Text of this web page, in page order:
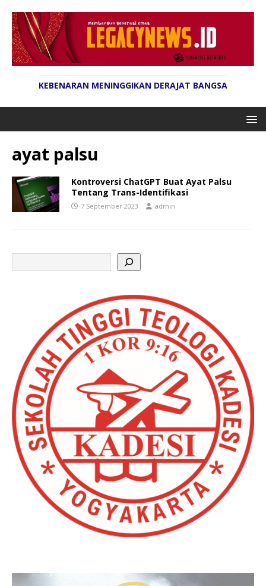
KEBENARAN MENINGGIKAN DERAJAT BANGSA
ayat palsu
Kontroversi ChatGPT Buat Ayat Palsu
Tentang Trans-Identifikasi
7 September 2023 admin